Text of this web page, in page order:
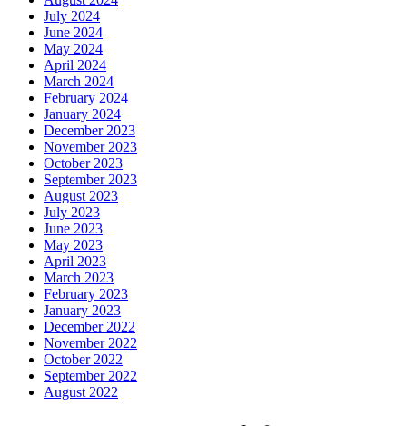
July 2024
June 2024
May 2024
April 2024
March 2024
February 2024
January 2024
December 2023
November 2023
October 2023
September 2023
August 2023
July 2023
June 2023
May 2023
April 2023
March 2023
February 2023
January 2023
December 2022
November 2022
October 2022
September 2022
August 2022